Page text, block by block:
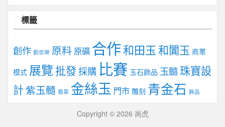
標籤
創作 劉忠榮 原料 原礦 合作和田玉 和闐玉 商業
模式 展覽 批發採購 比賽 玉石飾品 玉髓珠寶設
計紫玉髓 翡翠 金絲玉 門市 雕刻 青金石 飾品
Copyright © 2026 尚虎